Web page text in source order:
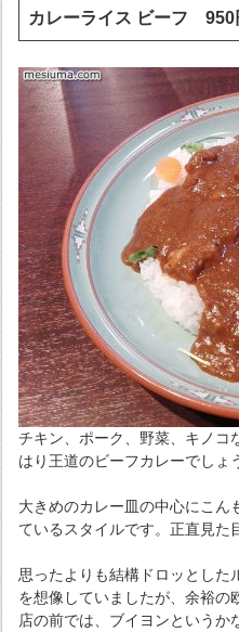
カレーライス ビーフ
チキン、ポーク、野菜、キノコ
はり王道のビーフカレーでしょ
大きめのカレー皿の中心にこん
ているスタイルです。正直見た
思ったよりも結構ドロッとした
を想像していましたが、余裕の
店の前では、ブイヨンという